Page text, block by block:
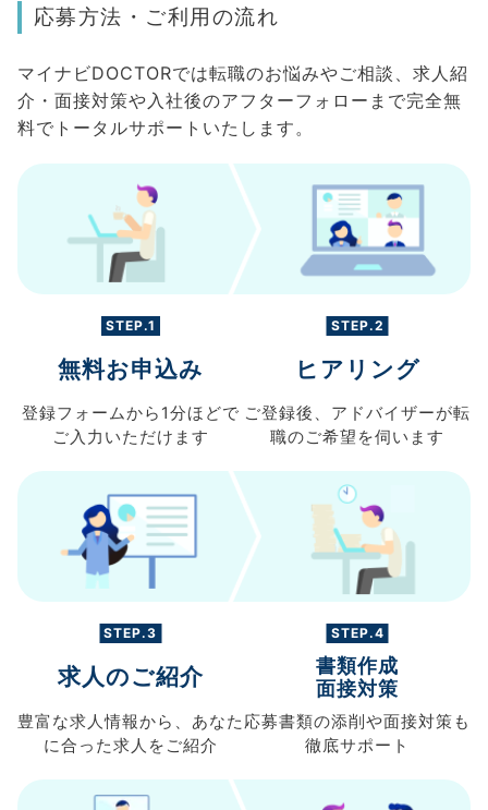
応募方法・ご利用の流れ
マイナビDOCTORでは転職のお悩みやご相談、求人紹
介・面接対策や入社後のアフターフォローまで完全無
料でトータルサポートいたします。
STEP.1
無料お申込み
登録フォームから 1分ほどで
ご入力 いただけます
STEP.2
ヒアリング
ご登録後、 アドバイザーが転
職のご希望を伺います
STEP.3
求人のご紹介
豊富な求人情報から、 あなた
に合った求人を ご紹介
STEP.4
書類作成
面接対策
応募書類の添削や面接対策も
徹底サポート